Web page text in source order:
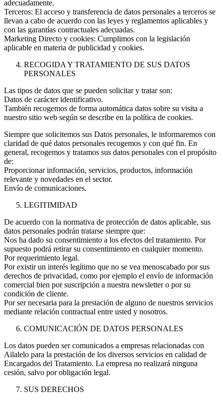
adecuadamente.
Terceros: El acceso y transferencia de datos personales a terceros se
llevan a cabo de acuerdo con las leyes y reglamentos aplicables y
con las garantías contractuales adecuadas.
Marketing Directo y cookies: Cumplimos con la legislación
aplicable en materia de publicidad y cookies.
RECOGIDA Y TRATAMIENTO DE SUS DATOS
PERSONALES
Las tipos de datos que se pueden solicitar y tratar son:
Datos de carácter identificativo.
También recogemos de forma automática datos sobre su visita a
nuestro sitio web según se describe en la política de cookies.
Siempre que solicitemos sus Datos personales, le informaremos con
claridad de qué datos personales recogemos y con qué fin. En
general, recogemos y tratamos sus datos personales con el propósito
de:
Proporcionar información, servicios, productos, información
relevante y novedades en el sector.
Envío de comunicaciones.
LEGITIMIDAD
De acuerdo con la normativa de protección de datos aplicable, sus
datos personales podrán tratarse siempre que:
Nos ha dado su consentimiento a los efectos del tratamiento. Por
supuesto podrá retirar su consentimiento en cualquier momento.
Por requerimiento legal.
Por existir un interés legítimo que no se vea menoscabado por sus
derechos de privacidad, como por ejemplo el envío de información
comercial bien por suscripción a nuestra newsletter o por su
condición de cliente.
Por ser necesaria para la prestación de alguno de nuestros servicios
mediante relación contractual entre usted y nosotros.
COMUNICACIÓN DE DATOS PERSONALES
Los datos pueden ser comunicados a empresas relacionadas con
Ailalelo para la prestación de los diversos servicios en calidad de
Encargados del Tratamiento. La empresa no realizará ninguna
cesión, salvo por obligación legal.
SUS DERECHOS